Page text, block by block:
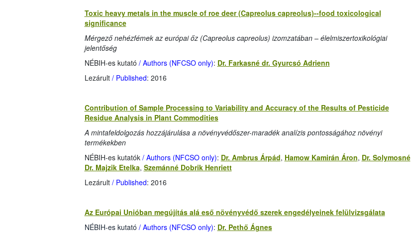
Toxic heavy metals in the muscle of roe deer (Capreolus capreolus)--food toxicological
significance
Mérgező nehézfémek az európai őz (Capreolus capreolus) izomzatában – élelmiszertoxikológiai
jelentőség
NÉBIH-es kutató / Authors (NFCSO only): Dr. Farkasné dr. Gyurcsó Adrienn
Lezárult/ Published: 2016
Contribution of Sample Processing to Variability and Accuracy of the Results of Pesticide
Residue Analysis in Plant Commodities
A mintafeldolgozás hozzájárulása a növényvédőszer-maradék analízis pontosságához növényi
termékekben
NÉBIH-es kutatók/ Authors (NFCSO only): Dr. Ambrus Árpád, Hamow Kamirán Áron, Dr. Solymosné
Dr. Majzik Etelka, Szemánné Dobrik Henriett
Lezárult/ Published: 2016
Az Európai Unióban megújítás alá eső növényvédő szerek engedélyeinek felülvizsgálata
NÉBIH-es kutató / Authors (NFCSO only): Dr. Pethő Ágnes